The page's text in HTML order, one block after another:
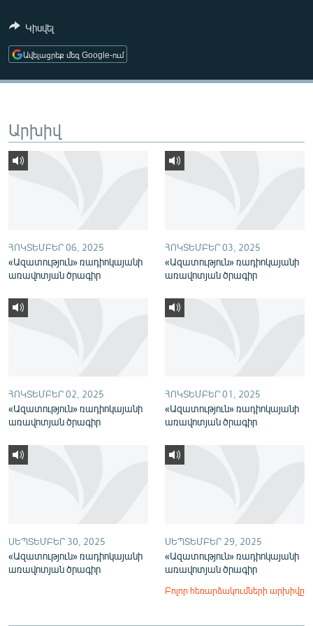
ՄՇԱԿՈՒՅԹ
ՍՊՈՐՏ
ՄԵԿՆԱԲԱՆՈՒԹՅՈՒՆ
ԿՈՐՈՆԱՎԻՐՈՒՍ
ԱՐԽԻՎ
ՓՈԴՔԱՍԹ
Հայերեն
ՀԵՏԵՎԵՔ ՄԵԶ
Կիսվել
Ավելացրեք մեզ Google-ում
Արխիվ
ՀՈԿՏԵՄԲԵՐ 06, 2025
«Ազատություն» ռադիոկայանի
առավոտյան ծրագիր
ՀՈԿՏԵՄԲԵՐ 03, 2025
«Ազատություն» ռադիոկայանի
առավոտյան ծրագիր
ՀՈԿՏԵՄԲԵՐ 02, 2025
«Ազատություն» ռադիոկայանի
առավոտյան ծրագիր
ՀՈԿՏԵՄԲԵՐ 01, 2025
«Ազատություն» ռադիոկայանի
առավոտյան ծրագիր
ՍԵՊՏԵՄԲԵՐ 30, 2025
«Ազատություն» ռադիոկայանի
առավոտյան ծրագիր
ՍԵՊՏԵՄԲԵՐ 29, 2025
«Ազատություն» ռադիոկայանի
առավոտյան ծրագիր
Բոլոր հեռարձակումների արխիվը